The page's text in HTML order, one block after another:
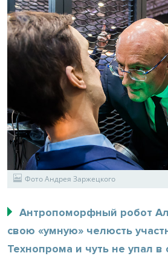
Фото Андрея Заржецкого
Антропоморфный робот
свою «умную» челюсть
Технопрома и чуть не упал в